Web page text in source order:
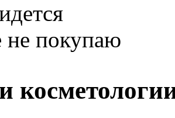
покупаю